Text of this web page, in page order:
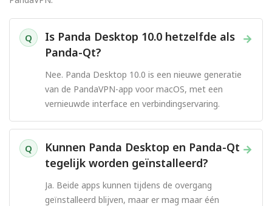
Q →
Is Panda Desktop 10.0 hetzelfde als
Panda-Qt?
Nee. Panda Desktop 10.0 is een nieuwe generatie
van de PandaVPN-app voor macOS, met een
vernieuwde interface en verbindingservaring.
Q →
Kunnen Panda Desktop en Panda-Qt
tegelijk worden geïnstalleerd?
Ja. Beide apps kunnen tijdens de overgang
geïnstalleerd blijven, maar er mag maar één